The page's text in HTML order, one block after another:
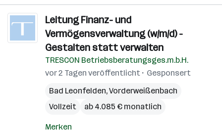
Leitung Finanz- und
Vermögensverwaltung (w/m/d) -
Gestalten statt verwalten
TRESCON Betriebsberatungsges.m.b.H.
vor 2 Tagen veröffentlicht
Gesponsert
Bad Leonfelden,Vorderweißenbach
Vollzeit
ab 4.085 € monatlich
Merken